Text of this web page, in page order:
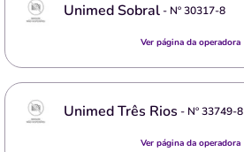
Unimed Sobral- Nº30317-8
Ver página da operadora
Unimed Três Rios - Nº33749-8
Ver página da operadora